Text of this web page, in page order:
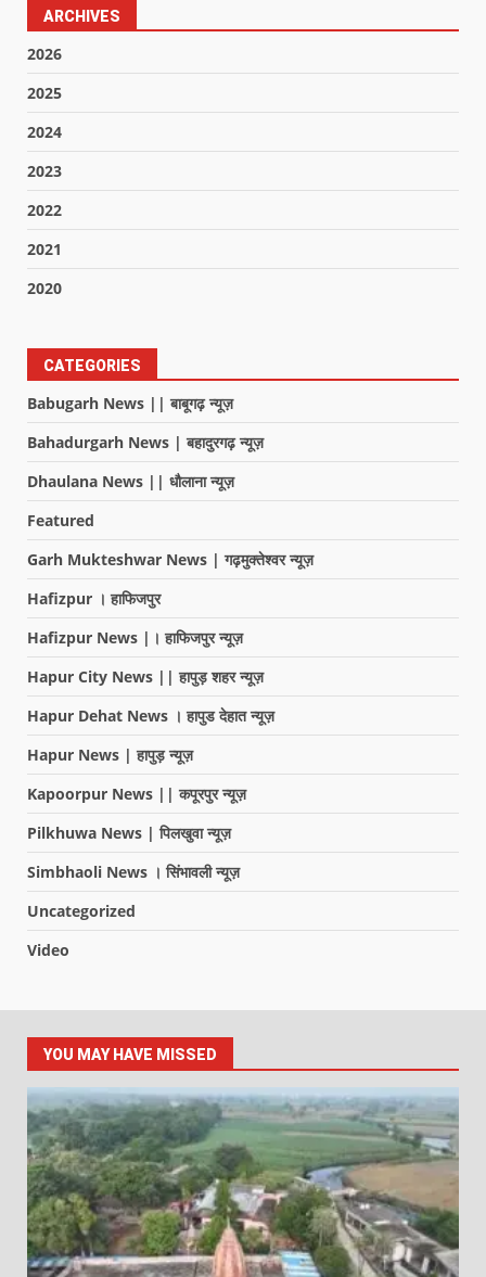
ARCHIVES
2026
2025
2024
2023
2022
2021
2020
CATEGORIES
Babugarh News || बाबूगढ़ न्यूज़
Bahadurgarh News | बहादुरगढ़ न्यूज़
Dhaulana News || धौलाना न्यूज़
Featured
Garh Mukteshwar News | गढ़मुक्तेश्वर न्यूज़
Hafizpur । हाफिजपुर
Hafizpur News |। हाफिजपुर न्यूज़
Hapur City News || हापुड़ शहर न्यूज़
Hapur Dehat News । हापुड देहात न्यूज़
Hapur News | हापुड़ न्यूज़
Kapoorpur News || कपूरपुर न्यूज़
Pilkhuwa News | पिलखुवा न्यूज़
Simbhaoli News । सिंभावली न्यूज़
Uncategorized
Video
YOU MAY HAVE MISSED